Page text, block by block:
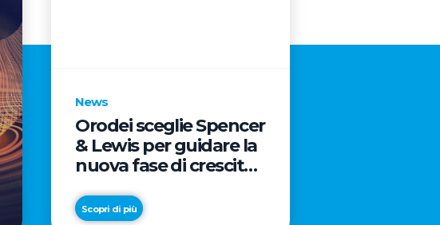
News
Orodei sceglie Spencer
& Lewis per guidare la
nuova fase di crescita
del brand
Scopri di più